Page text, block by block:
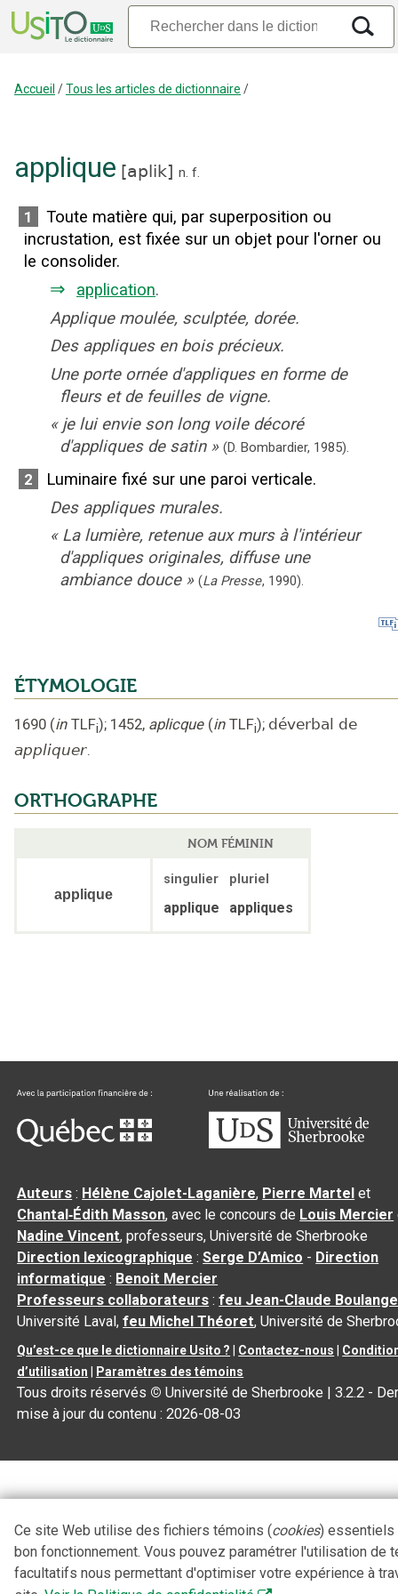
Accueil /Tous les articles de dictionnaire /
applique [aplik] n. f.
1
Toute matière qui, par superposition ou
incrustation, est fixée sur un objet pour l'orner ou
le consolider.
⇒ application.
Applique moulée, sculptée, dorée.
Des appliques en bois précieux.
Une porte ornée d'appliques en forme de
fleurs et de feuilles de vigne.
« je lui envie son long voile décoré
d'appliques de satin » (D. Bombardier, 1985).
2
Luminaire fixé sur une paroi verticale.
Des appliques murales.
« La lumière, retenue aux murs à l'intérieur
d'appliques originales, diffuse une
ambiance douce » (La Presse, 1990).
ÉTYMOLOGIE
1690 (in TLFi); 1452, aplicque (in TLFi); déverbal de
appliquer.
ORTHOGRAPHE
NOM FÉMININ
applique
singulier pluriel
applique appliques
Auteurs : Hélène Cajolet-Laganière, Pierre Martel et
Chantal‑Édith Masson, avec le concours de Louis Mercier
Nadine Vincent, professeurs, Université de Sherbrooke
Direction lexicographique :Serge D’Amico - Direction
informatique : Benoit Mercier
Professeurs collaborateurs :feu Jean-Claude
Université Laval,feu Michel Théoret, Université de
Qu’est-ce que le dictionnaire Usito ? Contactez-nous
d’utilisation
Paramètres des témoins
Tous droits réservés © Université de Sherbrooke |3.2.2 -
mise à jour du contenu :2026-08-03
Ce site Web utilise des fichiers témoins (cookies) essentiels
bon fonctionnement. Vous pouvez paramétrer l'utilisation de
facultatifs nous permettant d'optimiser votre expérience à